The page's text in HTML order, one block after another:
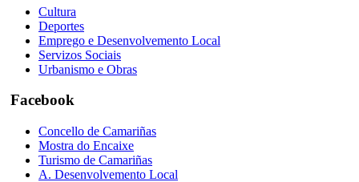
Cultura
Deportes
Emprego e Desenvolvemento Local
Servizos Sociais
Urbanismo e Obras
Facebook
Concello de Camariñas
Mostra do Encaixe
Turismo de Camariñas
A. Desenvolvemento Local